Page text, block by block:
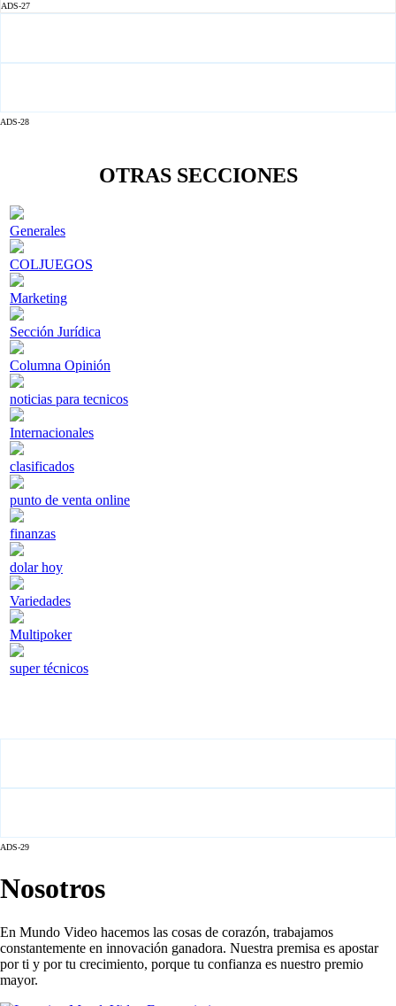
ADS-27
ADS-28
OTRAS SECCIONES
Generales
COLJUEGOS
Marketing
Sección Jurídica
Columna Opinión
noticias para tecnicos
Internacionales
clasificados
punto de venta online
finanzas
dolar hoy
Variedades
Multipoker
super técnicos
ADS-29
Nosotros
En Mundo Video hacemos las cosas de corazón, trabajamos
constantemente en innovación ganadora. Nuestra premisa es apostar
por ti y por tu crecimiento, porque tu confianza es nuestro premio
mayor.